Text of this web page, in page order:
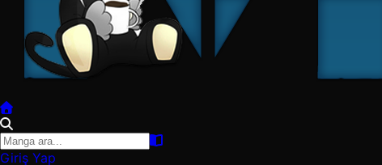
Giriş Yap